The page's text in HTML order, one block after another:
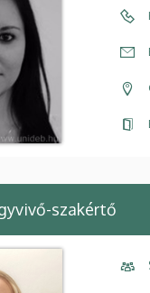
szakértő